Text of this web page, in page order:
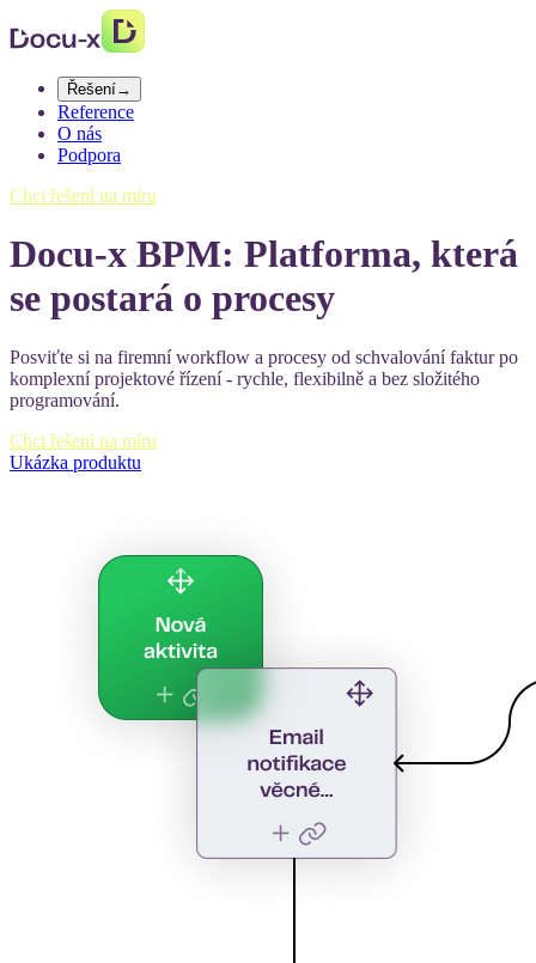
Řešení→
Reference
O nás
Podpora
Chci řešení na míru
Docu-x BPM: Platforma, která
se postará o procesy
Posviťte si na firemní workflow a procesy od schvalování faktur po
komplexní projektové řízení - rychle, flexibilně a bez složitého
programování.
Chci řešení na míru
Ukázka produktu